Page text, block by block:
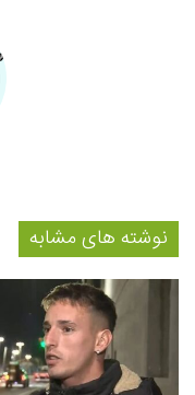
نوشته های مشابه